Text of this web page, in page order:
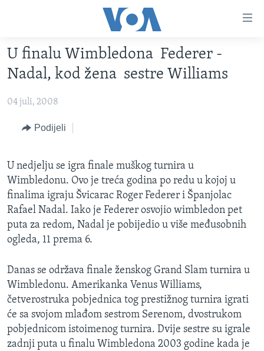
glavni
sadržaj
na
navigaciju
na
pretragu
FOTOGRAFIJE DANA
VIJESTI
BOSNA I HERCEGOVINA
SVIJET
SPECIJALNI PROJEKTI
KORUPCIJA
SLOBODA MEDIJA
ŽENSKA STRANA
MAGAZIN
O GLASU AMERIKE
Learning English
U finalu Wimbledona Federer -
Nadal, kod žena sestre Williams
04 juli, 2008
Podijeli
U nedjelju se igra finale muškog turnira u
Wimbledonu. Ovo je treća godina po redu u kojoj u
finalima igraju Švicarac Roger Federer i Španjolac
Rafael Nadal. Iako je Federer osvojio wimbledon pet
puta za redom, Nadal je pobijedio u više međusobnih
ogleda, 11 prema 6.
Danas se održava finale ženskog Grand Slam turnira u
Wimbledonu. Amerikanka Venus Williams,
četverostruka pobjednica tog prestižnog turnira igrati
će sa svojom mlađom sestrom Serenom, dvostrukom
pobjednicom istoimenog turnira. Dvije sestre su igrale
zadnji puta u finalu Wimbledona 2003 godine kada je